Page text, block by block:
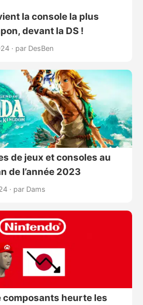
la console la plus
devant la DS !
· par DesBen
de jeux et consoles au
de l’année 2023
· par Dams
composants heurte les